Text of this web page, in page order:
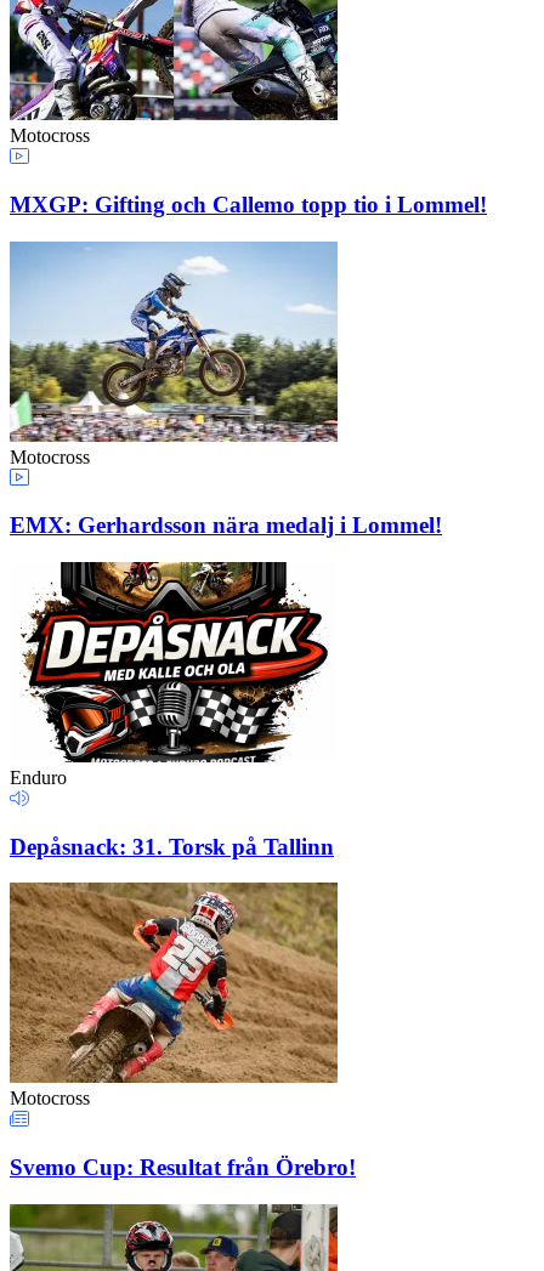
Motocross
MXGP: Gifting och Callemo topp tio i Lommel!
Motocross
EMX: Gerhardsson nära medalj i Lommel!
Enduro
Depåsnack: 31. Torsk på Tallinn
Motocross
Svemo Cup: Resultat från Örebro!